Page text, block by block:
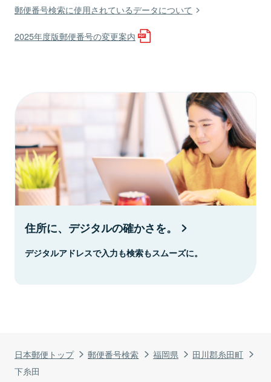
日本郵便トップ 郵便番号検索 福岡県
田川郡糸田町
下糸田
郵便番号検索に使用されているデータについて
2025年度版郵便番号の変更案内
住所に、デジタルの確かさを。
デジタルアドレスで入力も検索もスムーズに。